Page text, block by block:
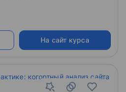
На сайт курса